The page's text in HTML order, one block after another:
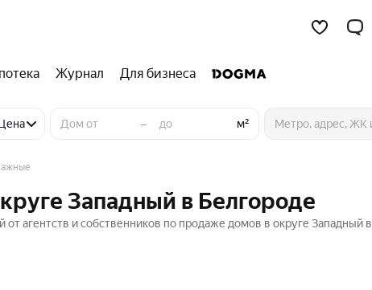
Журнал Для бизнеса
– м²
Западный в Белгороде
агентств и собственников по продаже домов в округе Западный в